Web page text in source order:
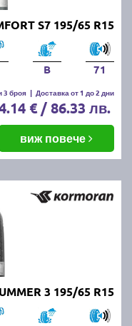
S7 195/65 R15
B 71
3 броя | Доставка от 1 до 2 дни
€ / 86.33 лв.
виж повече
3 195/65 R15